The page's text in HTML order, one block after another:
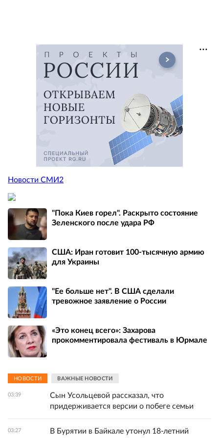
Новости СМИ2
"Пока Киев горел". Раскрыто состояние
Зеленского после удара РФ
США: Иран готовит 100-тысячную армию
для Украины
"Ее больше нет". В США сделали
тревожное заявление о России
«Это конец всего»: Захарова
прокомментировала фестиваль в Юрмале
НОВОСТИ ВАЖНЫЕ НОВОСТИ
03:39
Сын Усольцевой рассказал, что
придерживается версии о побеге семьи
03:27 В Бурятии в Байкале утонул 18-летний